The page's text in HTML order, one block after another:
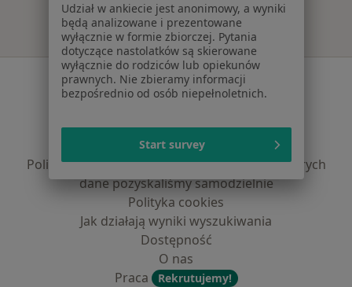
Serwis
Polityka prywatności pacjentów
Polityka prywatności profesjonalistów
Polityka prywatności dla profesjonalistów, których
dane pozyskaliśmy samodzielnie
Polityka cookies
Jak działają wyniki wyszukiwania
Dostępność
O nas
Praca
Rekrutujemy!
Udział w ankiecie jest anonimowy, a wyniki
będą analizowane i prezentowane
wyłącznie w formie zbiorczej. Pytania
dotyczące nastolatków są skierowane
wyłącznie do rodziców lub opiekunów
prawnych. Nie zbieramy informacji
bezpośrednio od osób niepełnoletnich.
Start survey